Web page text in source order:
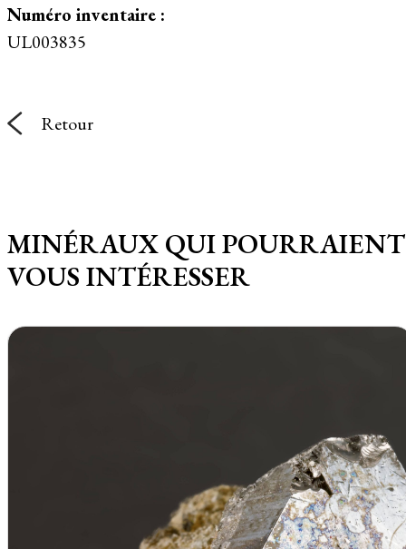
Numéro inventaire :
UL003835
Retour
MINÉRAUX QUI POURRAIENT
VOUS INTÉRESSER